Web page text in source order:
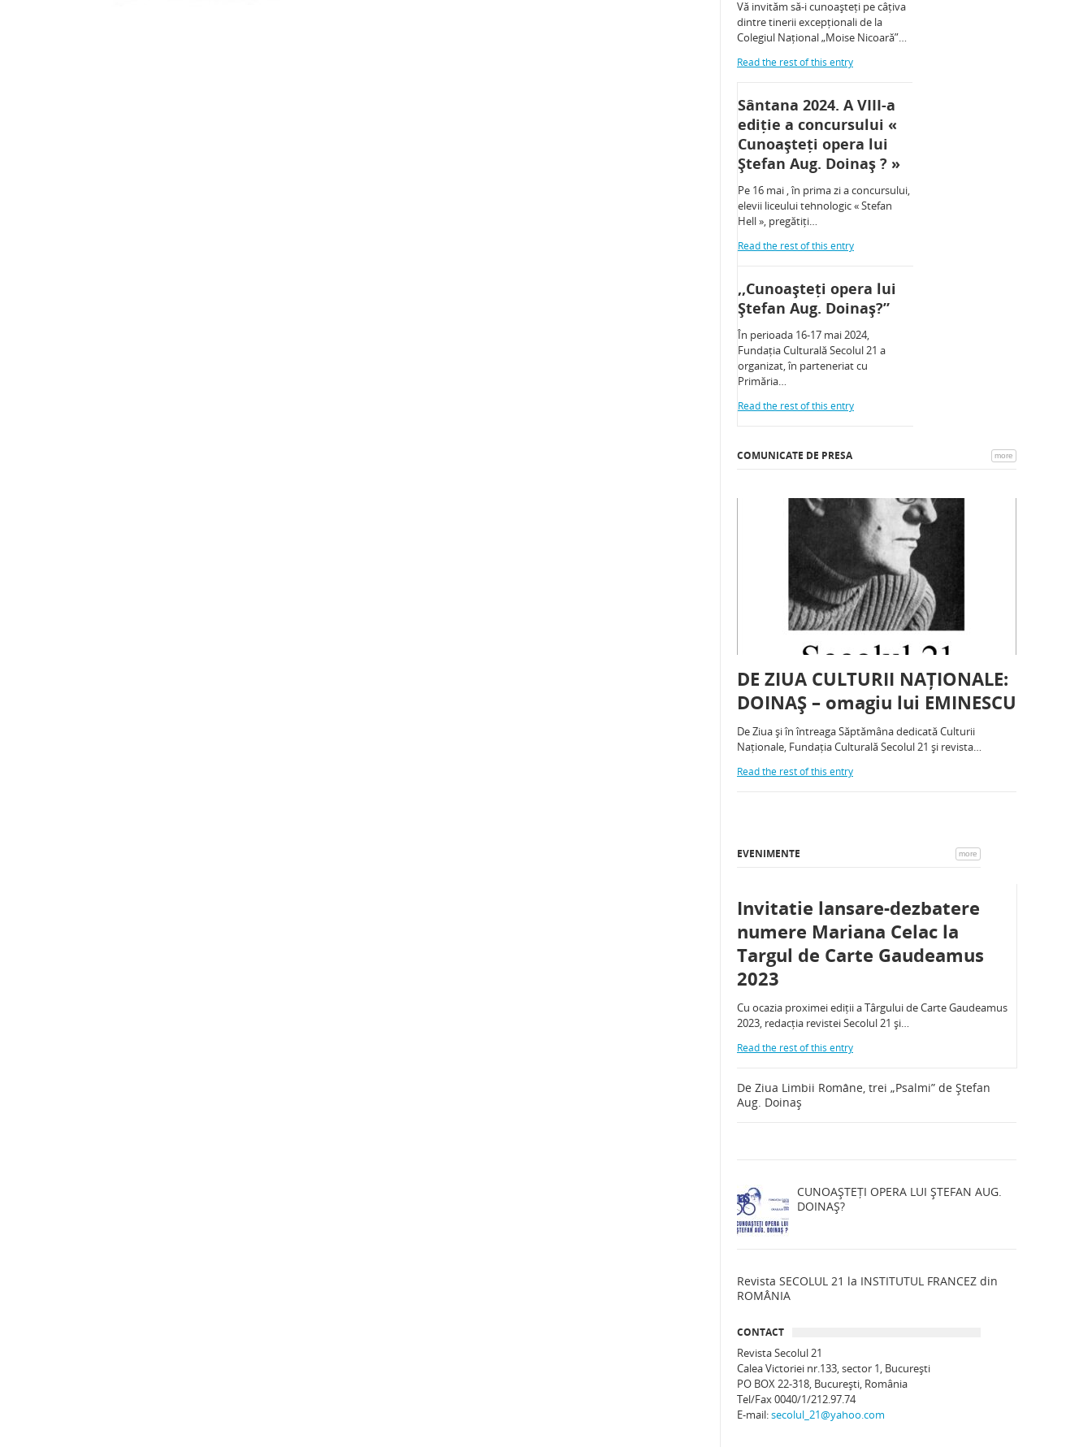
Vă invităm să-i cunoașteți pe câțiva
dintre tinerii excepționali de la
Colegiul Național „Moise Nicoară”…
Read the rest of this entry
Sântana 2024. A VIII-a
ediție a concursului «
Cunoașteți opera lui
Ștefan Aug. Doinaș ? »
Pe 16 mai , în prima zi a concursului,
elevii liceului tehnologic « Stefan
Hell », pregătiți…
Read the rest of this entry
,,Cunoașteți opera lui
Ștefan Aug. Doinaș?”
În perioada 16-17 mai 2024,
Fundația Culturală Secolul 21 a
organizat, în parteneriat cu
Primăria…
Read the rest of this entry
COMUNICATE DE PRESA more
DE ZIUA CULTURII NAȚIONALE:
DOINAȘ – omagiu lui EMINESCU
De Ziua și în întreaga Săptămâna dedicată Culturii
Naționale, Fundația Culturală Secolul 21 și revista…
Read the rest of this entry
EVENIMENTE more
Invitatie lansare-dezbatere
numere Mariana Celac la
Targul de Carte Gaudeamus
2023
Cu ocazia proximei ediții a Târgului de Carte Gaudeamus
2023, redacția revistei Secolul 21 și…
Read the rest of this entry
De Ziua Limbii Române, trei „Psalmi” de Ștefan
Aug. Doinaș
CUNOAȘTEȚI OPERA LUI ȘTEFAN AUG.
DOINAȘ?
Revista SECOLUL 21 la INSTITUTUL FRANCEZ din
ROMÂNIA
CONTACT
Revista Secolul 21
Calea Victoriei nr.133, sector 1, Bucureşti
PO BOX 22-318, București, România
Tel/Fax 0040/1/212.97.74
E-mail:secolul_21@yahoo.com